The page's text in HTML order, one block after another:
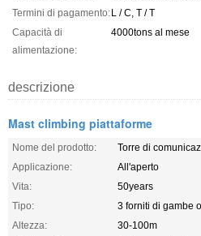
Termini di pagamento: L / C, T / T
Capacità di
alimentazione:
4000tons al mese
descrizione
Mast climbing piattaforme
Nome del prodotto:
Torre di
Applicazione:
All'aperto
Vita:
50years
Tipo:
3 forniti di gambe
Altezza:
30-100m